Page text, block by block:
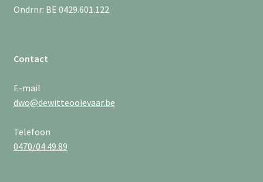
Ondrnr: BE 0429.601.122
Contact
E-mail
dwo@dewitteooievaar.be
Telefoon
0470/04.49.89